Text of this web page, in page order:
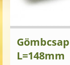
L=148mm